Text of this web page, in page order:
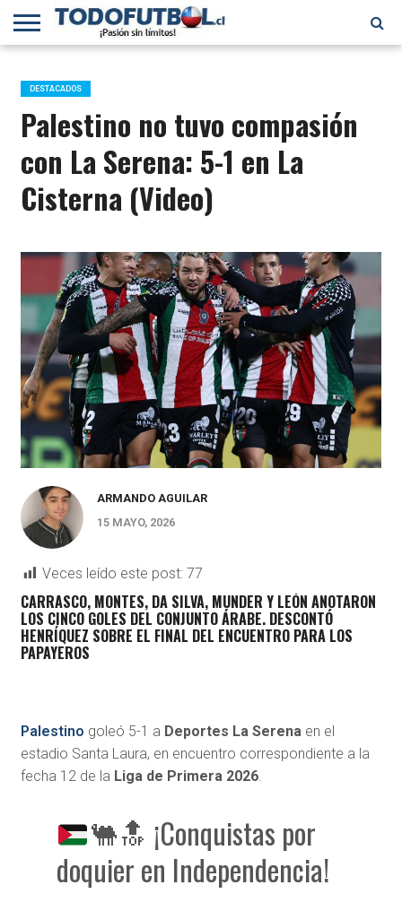
PRIMERA
B
SELECCIÓN
CHILENA
CHILENOS
EN EL
MUNDO
FÚTBOL
INTERNACIONAL
DESTACADOS
Palestino no tuvo compasión
con La Serena: 5-1 en La
Cisterna (Video)
ARMANDO AGUILAR
15 MAYO, 2026
Veces leído este post: 77
CARRASCO, MONTES, DA SILVA, MUNDER Y LEÓN ANOTARON
LOS CINCO GOLES DEL CONJUNTO ÁRABE. DESCONTÓ
HENRÍQUEZ SOBRE EL FINAL DEL ENCUENTRO PARA LOS
PAPAYEROS
Palestino goleó 5-1 a Deportes La Serenaen el
estadio Santa Laura, en encuentro correspondiente a la
fecha 12 de la Liga de Primera 2026.
🐫🔝 ¡Conquistas por
doquier en Independencia!